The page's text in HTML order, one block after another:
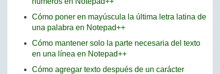
Cómo poner en mayúscula la última letra latina de
una palabra en Notepad++
Cómo mantener solo la parte necesaria del texto
en una línea en Notepad++
Cómo agregar texto después de un carácter